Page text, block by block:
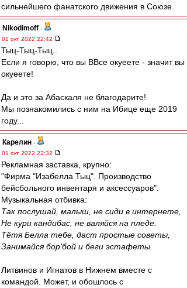
сильнейшего фанатского движения в Союзе.
Nikodimoff -
01 окт 2022 22:42
Тыц-Тыц-Тыц..
Если я говорю, что вы ВВсе окуеете - значит вы
окуеете!
Да и это за Абаскаля не благодарите!
Мы познакомились с ним на Ибице еще 2019
году...
Карелин -
01 окт 2022 22:32
Рекламная заставка, крупно:
"Фирма "Изабелла Тыц". Производство
бейсбольного инвентаря и аксессуаров".
Музыкальная отбивка:
Так послушай, малыш, не сиди в интернете,
Не кури кандибас, не валяйся на пледе.
Тётя Белла тебе, даст простые советы,
Занимайся бор'бой и беги эстафеты.
Литвинов и Игнатов в Нижнем вместе с
командой. Может, и обошлось с